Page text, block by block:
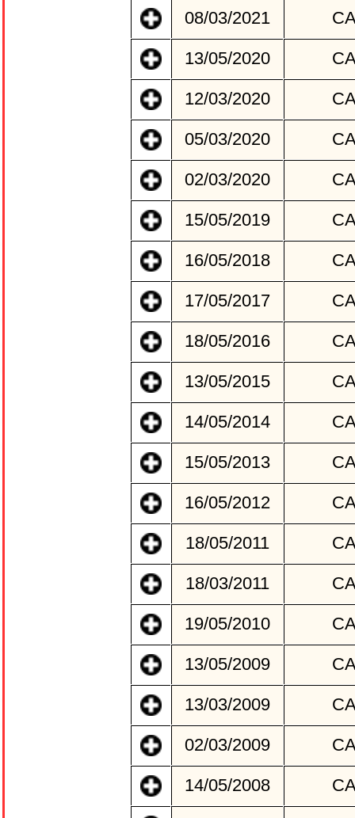
08/03/2021
13/05/2020
12/03/2020
05/03/2020
02/03/2020
15/05/2019
16/05/2018
17/05/2017
18/05/2016
13/05/2015
14/05/2014
15/05/2013
16/05/2012
18/05/2011
18/03/2011
19/05/2010
13/05/2009
13/03/2009
02/03/2009
14/05/2008